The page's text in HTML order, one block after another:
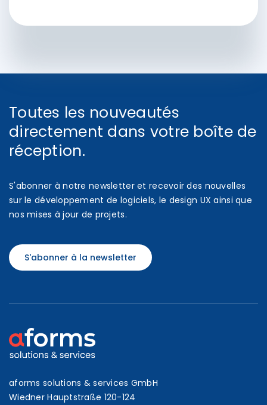
Toutes les nouveautés
directement dans votre boîte de
réception.
S'abonner à notre newsletter et recevoir des nouvelles
sur le développement de logiciels, le design UX ainsi que
nos mises à jour de projets.
S'abonner à la newsletter
aforms solutions & services GmbH
Wiedner Hauptstraße 120-124